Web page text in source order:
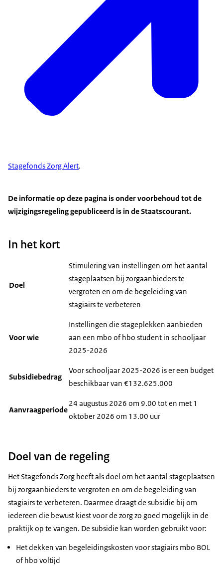
Stagefonds Zorg Alert.
De informatie op deze pagina is onder voorbehoud tot de
wijzigingsregeling gepubliceerd is in de Staatscourant.
In het kort
Doel
Stimulering van instellingen om het aantal
stageplaatsen bij zorgaanbieders te
vergroten en om de begeleiding van
stagiairs te verbeteren
Voor wie
Instellingen die stageplekken aanbieden
aan een mbo of hbo student in schooljaar
2025-2026
Subsidiebedrag
Voor schooljaar 2025-2026 is er een budget
beschikbaar van €132.625.000
Aanvraagperiode
24 augustus 2026 om 9.00 tot en met 1
oktober 2026 om 13.00 uur
Doel van de regeling
Het Stagefonds Zorg heeft als doel om het aantal stageplaatsen
bij zorgaanbieders te vergroten en om de begeleiding van
stagiairs te verbeteren. Daarmee draagt de subsidie bij om
iedereen die bewust kiest voor de zorg zo goed mogelijk in de
praktijk op te vangen. De subsidie kan worden gebruikt voor:
Het dekken van begeleidingskosten voor stagiairs mbo BOL
of hbo voltijd